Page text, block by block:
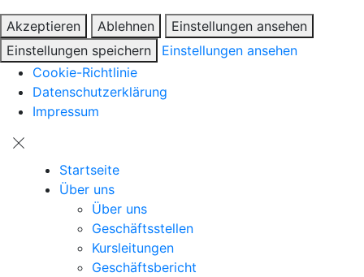
Akzeptieren Ablehnen
Einstellungen ansehen
Einstellungen speichern
Einstellungen ansehen
Cookie-Richtlinie
Datenschutzerklärung
Impressum
Startseite
Über uns
Über uns
Geschäftsstellen
Kursleitungen
Geschäftsbericht